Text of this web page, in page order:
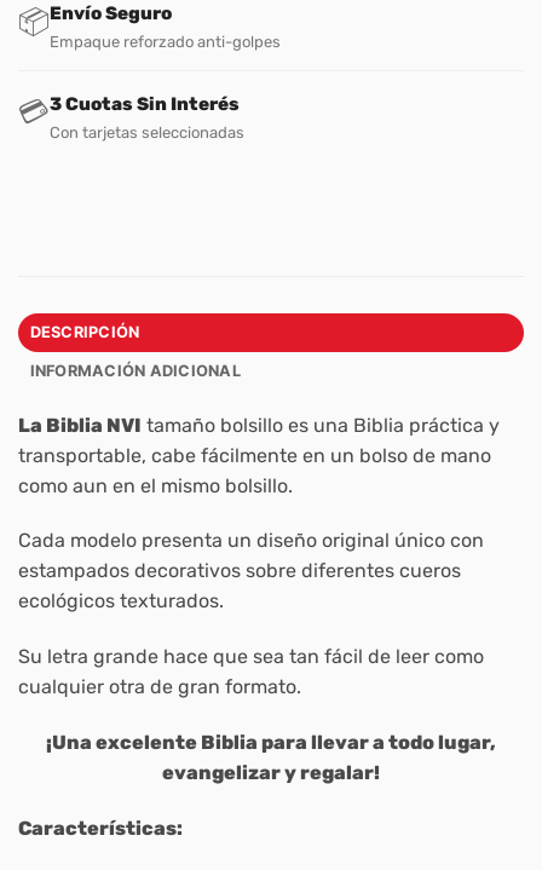
📦Envío Seguro
Empaque reforzado anti-golpes
💳3 Cuotas Sin Interés
Con tarjetas seleccionadas
DESCRIPCIÓN
INFORMACIÓN ADICIONAL
La Biblia NVI tamaño bolsillo es una Biblia práctica y
transportable, cabe fácilmente en un bolso de mano
como aun en el mismo bolsillo.
Cada modelo presenta un diseño original único con
estampados decorativos sobre diferentes cueros
ecológicos texturados.
Su letra grande hace que sea tan fácil de leer como
cualquier otra de gran formato.
¡Una excelente Biblia para llevar a todo lugar,
evangelizar y regalar!
Características: